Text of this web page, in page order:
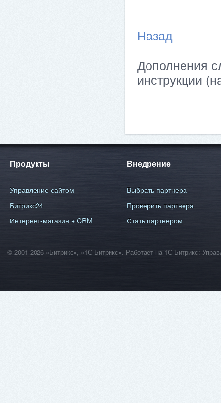
Назад
Дополнения
инструкции
Продукты
Управление сайтом
Битрикс24
Интернет-магазин + CRM
Внедрение
Выбрать партнера
Проверить партнера
Стать партнером
© 2001-2026 «Битрикс», «1С-Битрикс». Работает на 1С-Битрикс: